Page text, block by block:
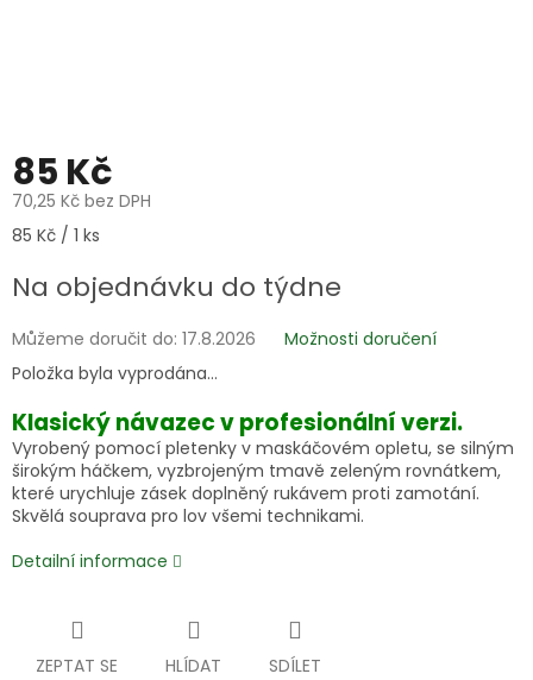
85 Kč
70,25 Kč bez DPH
Měrná
85 Kč / 1 ks
Na objednávku do týdne
Můžeme doručit do: 17.8.2026
Možnosti doručení
Položka byla vyprodána…
Klasický návazec v profesionální verzi.
Vyrobený pomocí pletenky v maskáčovém opletu, se silným
širokým háčkem, vyzbrojeným tmavě zeleným rovnátkem,
které urychluje zásek doplněný rukávem proti zamotání.
Skvělá souprava pro lov všemi technikami.
Detailní informace
ZEPTAT SE HLÍDAT SDÍLET